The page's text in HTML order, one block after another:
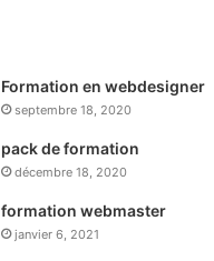
Formation en webdesigner
septembre 18, 2020
pack de formation
décembre 18, 2020
formation webmaster
janvier 6, 2021